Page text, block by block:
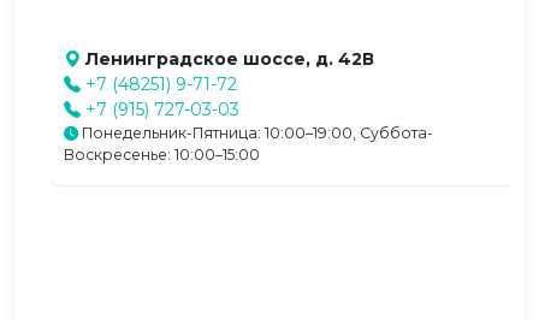
Ленинградское шоссе, д. 42В
+7 (48251) 9-71-72
+7 (915) 727-03-03
Понедельник-Пятница: 10:00–19:00, Суббота-
Воскресенье: 10:00–15:00